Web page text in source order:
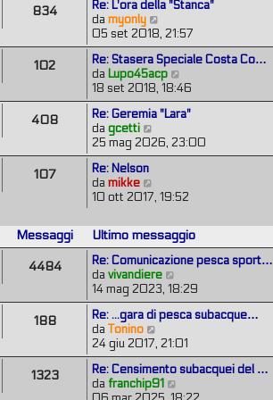
i
a
g
g
i
o
e
s
a
g
g
o
o
m
e
s
s
a
g
g
o
t
i
m
o
e
s
s
g
g
834
Re: L'ora della "Stanca"
damyonly
e
d
i
u
l
t
o
s
s
g
g
i
o
05 set 2018, 21:57
102
Re: Stasera Speciale Costa Co…
da Lupo45acp
e
d
i
l
t
o
e
s
s
g
g
i
18 set 2018, 18:46
408
Re: Geremia "Lara"
dagcetti
e
d
l
i
m
o
m
e
s
s
a
g
g
i
o
25 mag 2026, 23:00
107
Re: Nelson
damikke
e
i
u
t
i
m
o
m
e
s
s
a
g
10 ott 2017, 19:52
Messaggi Ultimo messaggio
4484
Re: Comunicazione pesca sport…
davivandiere
e
d
i
l
t
i
14 mag 2023, 18:29
188
Re: ...gara di pesca subacque…
daTonino
e
d
i
u
24 giu 2017, 21:01
1323
Re: Censimento subacquei del …
da franchip91